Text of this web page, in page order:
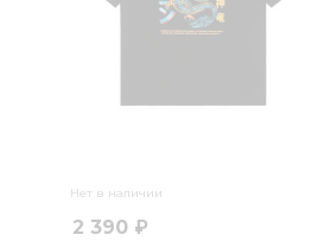
Нет в наличии
2 390 ₽